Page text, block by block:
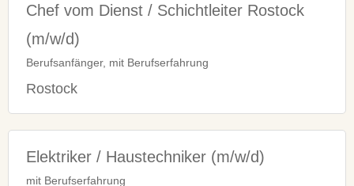
Chef vom Dienst / Schichtleiter Rostock
(m/w/d)
Berufsanfänger, mit Berufserfahrung
Rostock
Elektriker / Haustechniker (m/w/d)
mit Berufserfahrung